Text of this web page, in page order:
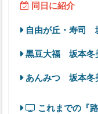
同日に紹介
自由が丘・寿司
黒豆大福 坂本冬
あんみつ 坂本冬
これまでの『